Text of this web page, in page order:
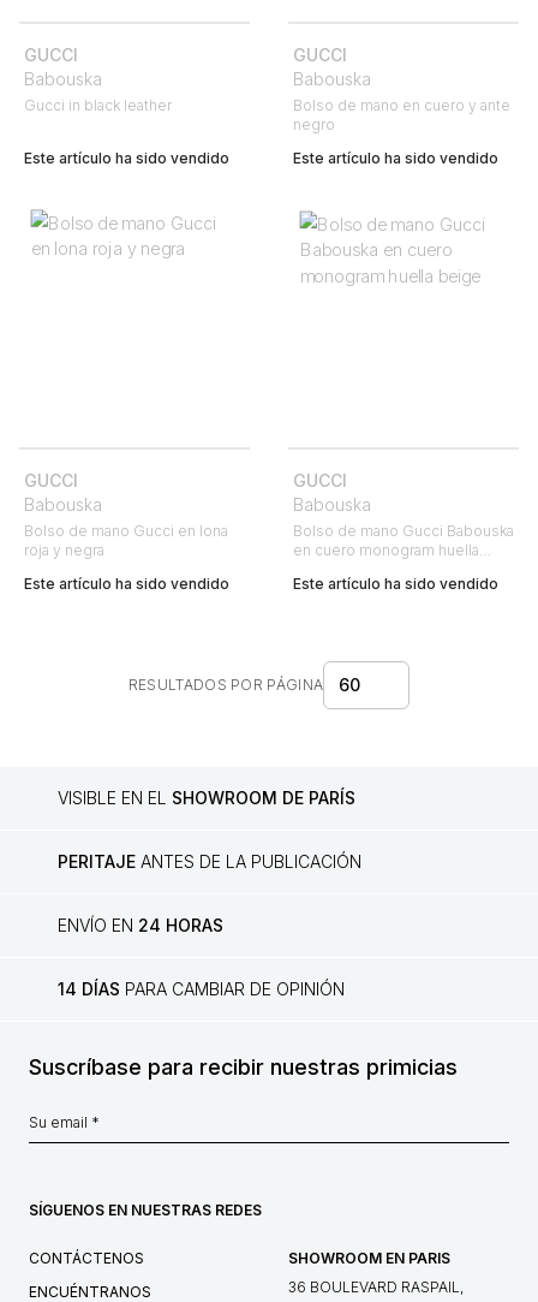
GUCCI
Babouska
Gucci in black leather
Este artículo ha sido vendido
GUCCI
Babouska
Bolso de mano en cuero y ante
negro
Este artículo ha sido vendido
GUCCI
Babouska
Bolso de mano Gucci en lona
roja y negra
Este artículo ha sido vendido
GUCCI
Babouska
Bolso de mano Gucci Babouska
en cuero monogram huella
Este artículo ha sido vendido
RESULTADOS POR PÁGINA 60
VISIBLE EN EL SHOWROOM DE PARÍS
PERITAJE ANTES DE LA PUBLICACIÓN
ENVÍO EN 24 HORAS
14 DÍAS PARA CAMBIAR DE OPINIÓN
Suscríbase para recibir nuestras primicias
SÍGUENOS EN NUESTRAS REDES
CONTÁCTENOS
ENCUÉNTRANOS
SHOWROOM EN PARIS
36 BOULEVARD RASPAIL,